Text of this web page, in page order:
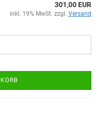
301,00 EUR
inkl. 19% MwSt. zzgl. Versand